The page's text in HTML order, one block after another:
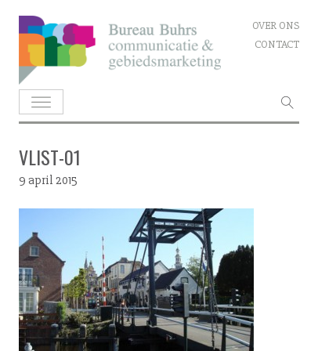
Skip
to
content
OVER ONS
CONTACT
VLIST-01
9 april 2015